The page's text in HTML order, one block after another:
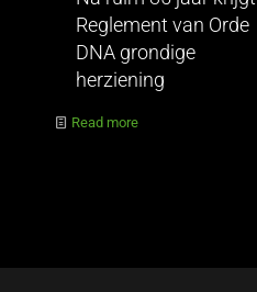
Reglement van Orde
DNA grondige
herziening
Read more